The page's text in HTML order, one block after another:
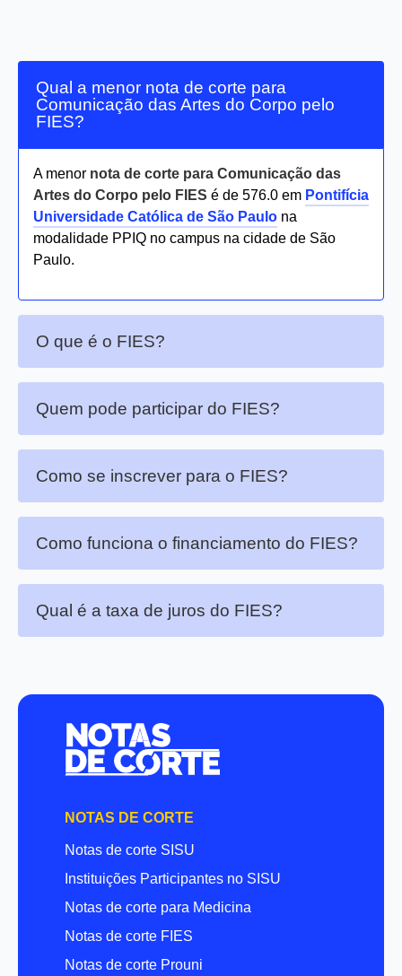
Qual a menor nota de corte para
Comunicação das Artes do Corpo pelo
FIES?
A menor nota de corte para Comunicação das
Artes do Corpo pelo FIES é de 576.0 em Pontifícia
Universidade Católica de São Paulo na
modalidade PPIQ no campus na cidade de São
Paulo.
O que é o FIES?
Quem pode participar do FIES?
Como se inscrever para o FIES?
Como funciona o financiamento do FIES?
Qual é a taxa de juros do FIES?
NOTAS DE CORTE
Notas de corte SISU
Instituições Participantes no SISU
Notas de corte para Medicina
Notas de corte FIES
Notas de corte Prouni